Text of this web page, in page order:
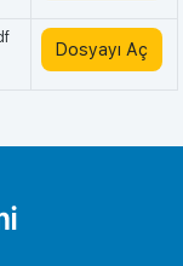
Dosyayı Aç